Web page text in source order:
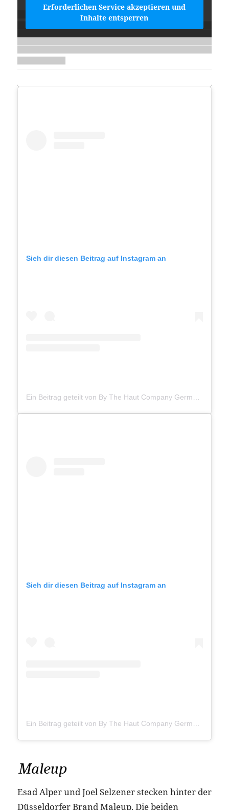
Erforderlichen Service akzeptieren und
Inhalte entsperren
Sieh dir diesen Beitrag auf Instagram an
Sieh dir diesen Beitrag auf Instagram an
Maleup
Esad Alper und Joel Selzener stecken hinter der
Düsseldorfer Brand Maleup. Die beiden